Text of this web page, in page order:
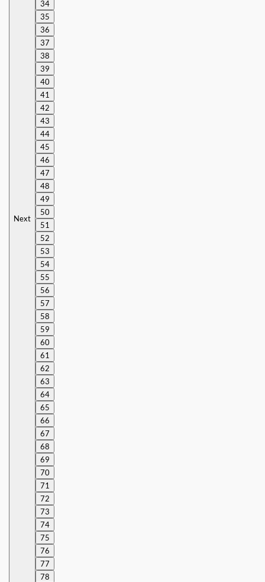
Next
34
35
36
37
38
39
40
41
42
43
44
45
46
47
48
49
50
51
52
53
54
55
56
57
58
59
60
61
62
63
64
65
66
67
68
69
70
71
72
73
74
75
76
77
78